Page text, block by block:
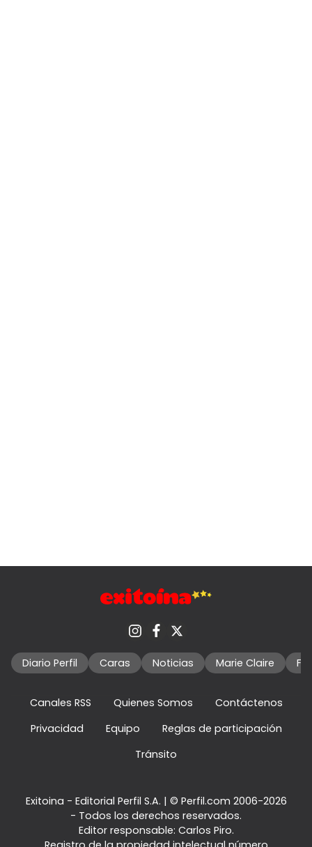
Diario Perfil Caras Noticias Marie Claire
Canales RSS Quienes Somos
Contáctenos
Privacidad
Equipo
Reglas de participación
Tránsito
Exitoina - Editorial Perfil S.A. | © Perfil.com 2006-2026
- Todos los derechos reservados.
Editor responsable: Carlos Piro.